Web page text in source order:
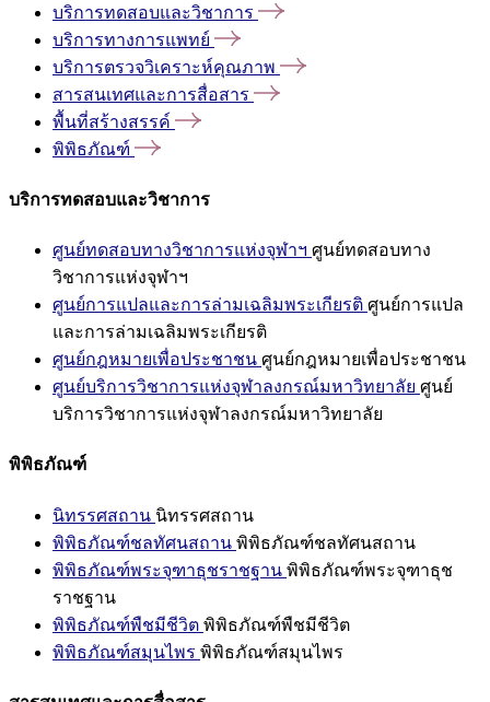
บริการทดสอบและวิชาการ
บริการทางการแพทย์
บริการตรวจวิเคราะห์คุณภาพ
สารสนเทศและการสื่อสาร
พื้นที่สร้างสรรค์
พิพิธภัณฑ์
บริการทดสอบและวิชาการ
ศูนย์ทดสอบทางวิชาการแห่งจุฬาฯ ศูนย์ทดสอบทาง
วิชาการแห่งจุฬาฯ
ศูนย์การแปลและการล่ามเฉลิมพระเกียรติ ศูนย์การแปล
และการล่ามเฉลิมพระเกียรติ
ศูนย์กฎหมายเพื่อประชาชน ศูนย์กฎหมายเพื่อประชาชน
ศูนย์บริการวิชาการแห่งจุฬาลงกรณ์มหาวิทยาลัย ศูนย์
บริการวิชาการแห่งจุฬาลงกรณ์มหาวิทยาลัย
พิพิธภัณฑ์
นิทรรศสถาน นิทรรศสถาน
พิพิธภัณฑ์ชลทัศนสถาน พิพิธภัณฑ์ชลทัศนสถาน
พิพิธภัณฑ์พระจุฑาธุชราชฐาน พิพิธภัณฑ์พระจุฑาธุช
ราชฐาน
พิพิธภัณฑ์พืชมีชีวิต พิพิธภัณฑ์พืชมีชีวิต
พิพิธภัณฑ์สมุนไพร พิพิธภัณฑ์สมุนไพร